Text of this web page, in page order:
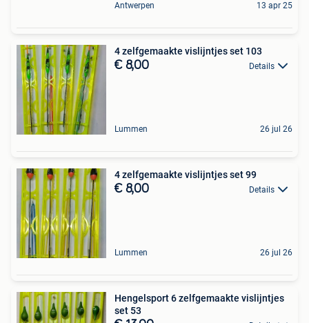
Antwerpen 13 apr 25
4 zelfgemaakte vislijntjes set 103
€ 8,00 Details
Lummen 26 jul 26
4 zelfgemaakte vislijntjes set 99
€ 8,00 Details
Lummen 26 jul 26
Hengelsport 6 zelfgemaakte vislijntjes
set 53